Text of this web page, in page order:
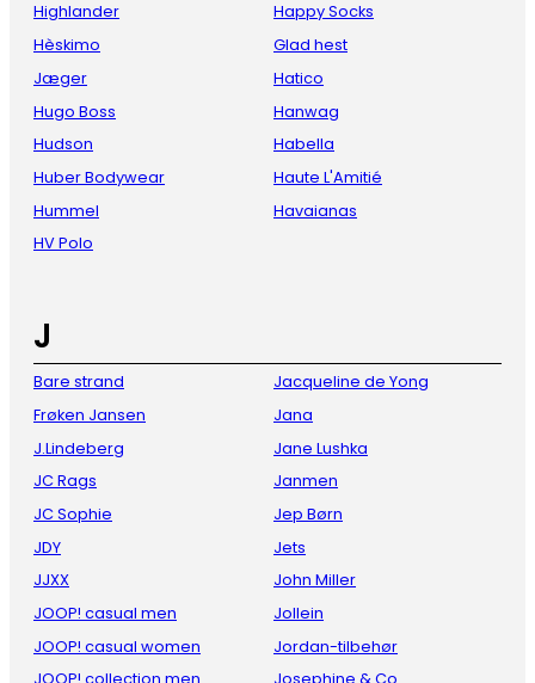
Highlander
Hèskimo
Jæger
Hugo Boss
Hudson
Huber Bodywear
Hummel
HV Polo
Happy Socks
Glad hest
Hatico
Hanwag
Habella
Haute L'Amitié
Havaianas
J
Bare strand
Frøken Jansen
J.Lindeberg
JC Rags
JC Sophie
JDY
JJXX
JOOP! casual men
JOOP! casual women
Jacqueline de Yong
Jana
Jane Lushka
Janmen
Jep Børn
Jets
John Miller
Jollein
Jordan-tilbehør